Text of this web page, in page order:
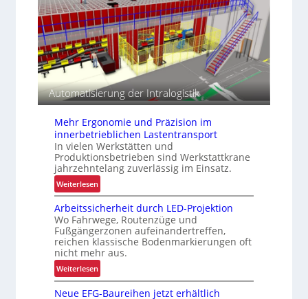
e
r
ü
r
k
u
n
d
e
n
p
e
z
i
f
i
c
h
e
P
r
a
x
Automatisierung der Intralogistik
Mehr Ergonomie und Präzision im
innerbetrieblichen Lastentransport
In vielen Werkstätten und
Produktionsbetrieben sind Werkstattkrane
jahrzehntelang zuverlässig im Einsatz.
Weiterlesen:
M
e
h
r
E
r
g
Arbeitssicherheit durch LED-Projektion
Wo Fahrwege, Routenzüge und
Fußgängerzonen aufeinandertreffen,
reichen klassische Bodenmarkierungen oft
nicht mehr aus.
Weiterlesen:
A
r
Neue EFG-Baureihen jetzt erhältlich